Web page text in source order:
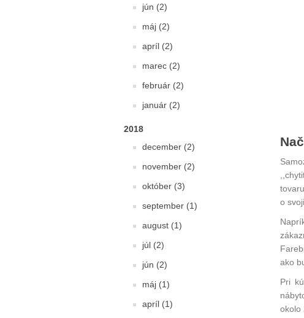
jún (2)
máj (2)
apríl (2)
marec (2)
február (2)
január (2)
2018
december (2)
november (2)
október (3)
september (1)
august (1)
júl (2)
jún (2)
máj (1)
apríl (1)
o
ako
Pri
okolo